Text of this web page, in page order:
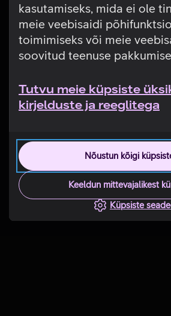
kasutamiseks, mida ei ole
meie veebisaidi
toimimiseks või meie
soovitud teenuse
Tutvu meie küpsiste
kirjelduste ja reeglitega
Nõustun kõigi
Keeldun mittevajalikest
Küpsiste
Tehniline